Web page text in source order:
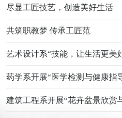
尽显工匠技艺，创造美好生活
共筑职教梦 传承工匠范